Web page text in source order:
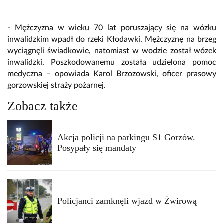
- Mężczyzna w wieku 70 lat poruszający się na wózku
inwalidzkim wpadł do rzeki Kłodawki. Mężczyznę na brzeg
wyciągnęli świadkowie, natomiast w wodzie został wózek
inwalidzki. Poszkodowanemu została udzielona pomoc
medyczna – opowiada Karol Brzozowski, oficer prasowy
gorzowskiej straży pożarnej.
Zobacz także
Akcja policji na parkingu S1 Gorzów.
Posypały się mandaty
Policjanci zamknęli wjazd w Żwirową